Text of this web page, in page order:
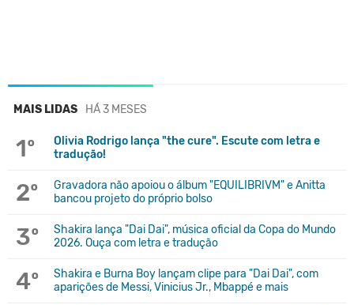
MAIS LIDAS HÁ 3 MESES
1º
Olivia Rodrigo lança "the cure". Escute com letra e
tradução!
2º
Gravadora não apoiou o álbum "EQUILIBRIVM" e Anitta
bancou projeto do próprio bolso
3º
Shakira lança "Dai Dai", música oficial da Copa do Mundo
2026. Ouça com letra e tradução
4º
Shakira e Burna Boy lançam clipe para "Dai Dai", com
aparições de Messi, Vinicius Jr., Mbappé e mais